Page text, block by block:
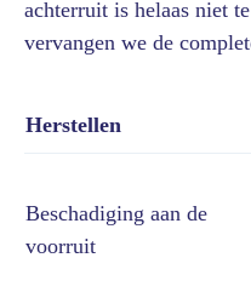
achterruit is helaas niet
vervangen we de
Herstellen
Beschadiging aan de
voorruit